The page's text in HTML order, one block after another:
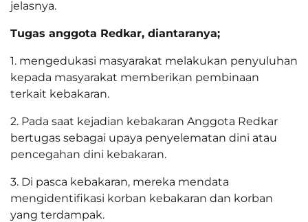
jelasnya.
Tugas anggota Redkar, diantaranya;
1. mengedukasi masyarakat melakukan penyuluhan
kepada masyarakat memberikan pembinaan
terkait kebakaran.
2. Pada saat kejadian kebakaran Anggota Redkar
bertugas sebagai upaya penyelematan dini atau
pencegahan dini kebakaran.
3. Di pasca kebakaran, mereka mendata
mengidentifikasi korban kebakaran dan korban
yang terdampak.